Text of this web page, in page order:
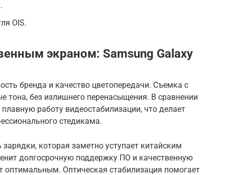
OIS.
экраном: Samsung Galaxy
бренда и качество цветопередачи. Съемка с
тона, без излишнего перенасыщения. В сравнении
работу видеостабилизации, что делает
стедикама.
которая заметно уступает китайским
долгосрочную поддержку ПО и качественную
оптимальным. Оптическая стабилизация помогает